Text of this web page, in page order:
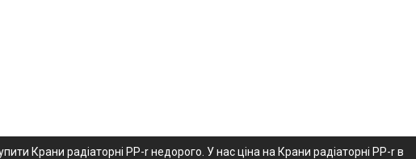
Крани радіаторні PP-r недорого. У нас ціна на Крани радіаторні PP-r в